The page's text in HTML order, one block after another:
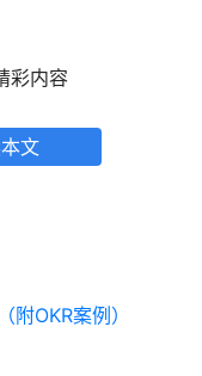
彩内容
文
OKR案例）